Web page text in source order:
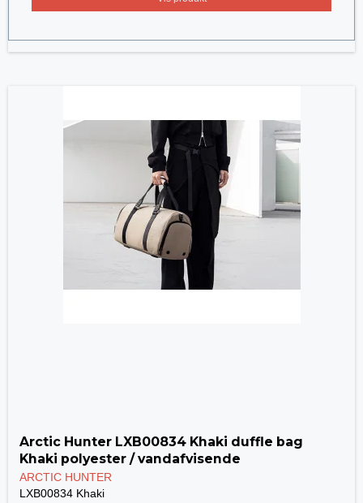
Arctic Hunter LXB00834 Khaki duffle bag
Khaki polyester / vandafvisende
ARCTIC HUNTER
LXB00834 Khaki